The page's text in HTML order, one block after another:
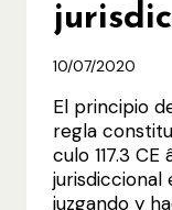
10/07/2020
El principio
regla
culo 117.3
juzgando y